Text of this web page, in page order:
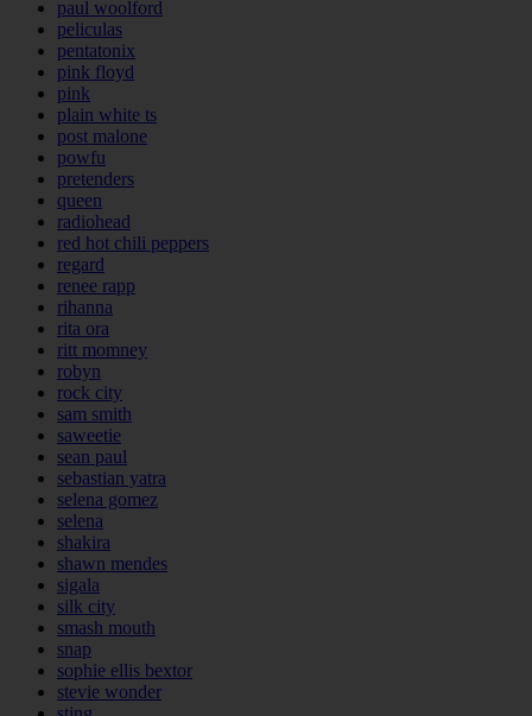
paul woolford
peliculas
pentatonix
pink floyd
pink
plain white ts
post malone
powfu
pretenders
queen
radiohead
red hot chili peppers
regard
renee rapp
rihanna
rita ora
ritt momney
robyn
rock city
sam smith
saweetie
sean paul
sebastian yatra
selena gomez
selena
shakira
shawn mendes
sigala
silk city
smash mouth
snap
sophie ellis bextor
stevie wonder